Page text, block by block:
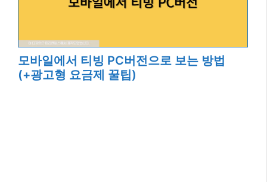
모바일에서 티빙 PC버전으로 보는 방법
(+광고형 요금제 꿀팁)